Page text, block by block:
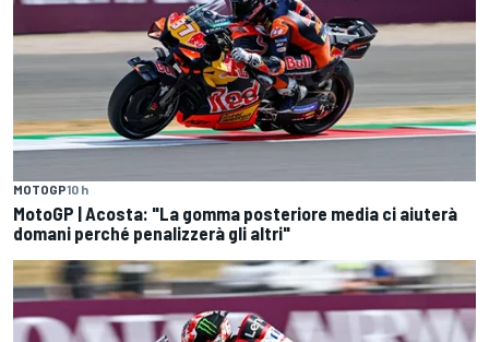
MOTOGP10 h
MotoGP | Acosta: "La gomma posteriore media ci aiuterà
domani perché penalizzerà gli altri"